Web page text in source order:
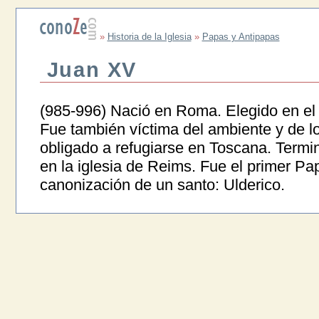
» Historia de la Iglesia» Papas y Antipapas
Juan XV
(985-996) Nació en Roma. Elegido en
Fue también víctima del ambiente y de
obligado a refugiarse en Toscana.
en la iglesia de Reims. Fue el primer
canonización de un santo: Ulderico.